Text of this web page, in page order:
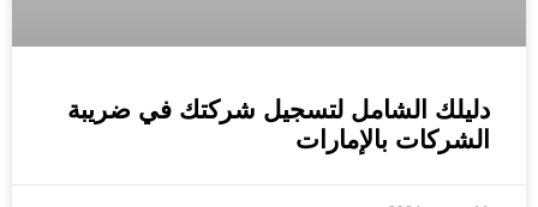
دليلك الشامل لتسجيل شركتك في ضريبة
الشركات بالإمارات